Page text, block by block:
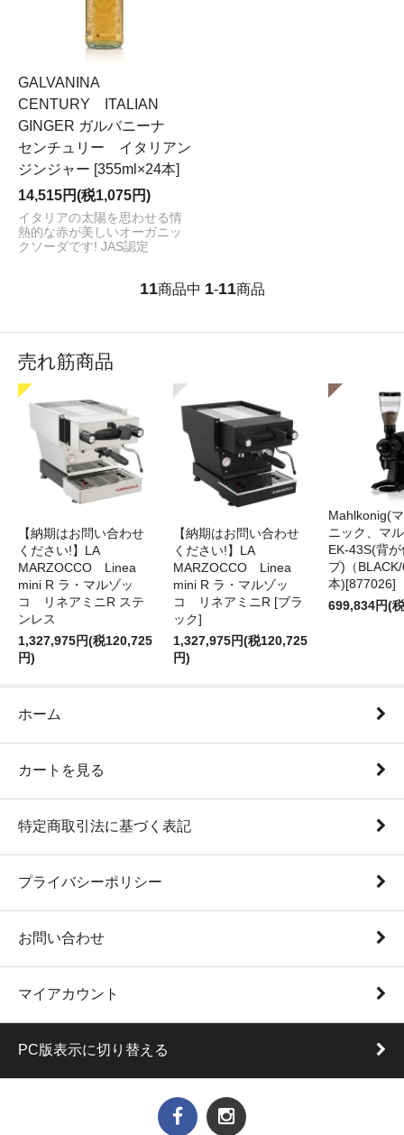
GALVANINA
CENTURY ITALIAN
GINGER ガルバニーナ
センチュリー イタリアン
ジンジャー [355ml×24本]
14,515円(税1,075円)
イタリアの太陽を思わせる情
熱的な赤が美しいオーガニッ
クソーダです! JAS認定
11商品中 1-11商品
売れ筋商品
【納期はお問い合わせ
ください!】LA
MARZOCCO Linea
mini R ラ・マルゾッ
コ リネアミニR ステ
ンレス
1,327,975円(税120,725
円)
【納期はお問い合わせ
ください!】LA
MARZOCCO Linea
mini R ラ・マルゾッ
コ リネアミニR [ブラ
ック]
1,327,975円(税120,725
円)
Mahlkonig(
ニック、マ
EK-43S(背
プ)（
本)[877026]
699,834円(
ホーム
カートを見る
特定商取引法に基づく表記
プライバシーポリシー
お問い合わせ
マイアカウント
PC版表示に切り替える